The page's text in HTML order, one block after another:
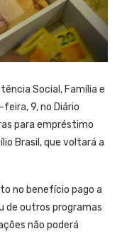
Social, Família e
9, no Diário
para empréstimo
Brasil, que voltará a
no benefício pago a
de outros programas
não poderá